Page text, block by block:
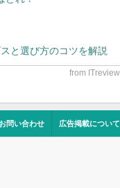
と選び方のコツを解説
問い合わせ 広告掲載について